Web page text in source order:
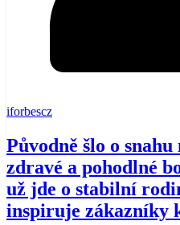
iforbescz
Původně šlo o
zdravé a pohodlné
už jde o stabilní
inspiruje zákazníky